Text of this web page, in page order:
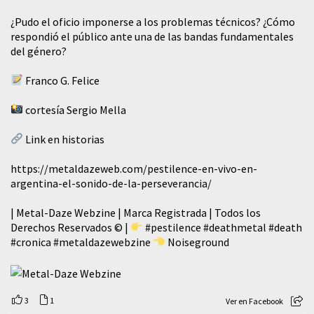
¿Pudo el oficio imponerse a los problemas técnicos? ¿Cómo
respondió el público ante una de las bandas fundamentales
del género?
Franco G. Felice
cortesía Sergio Mella
Link en historias
https://metaldazeweb.com/pestilence-en-vivo-en-
argentina-el-sonido-de-la-perseverancia/
| Metal-Daze Webzine | Marca Registrada | Todos los
Derechos Reservados © |
#pestilence #deathmetal #death
#cronica #metaldazewebzine Noiseground
3 1 Ver en Facebook